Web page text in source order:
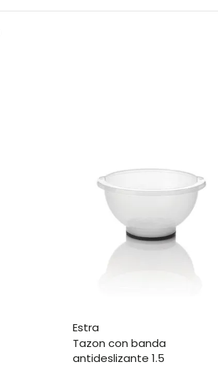
estra
tazon con banda
antideslizante 1.5